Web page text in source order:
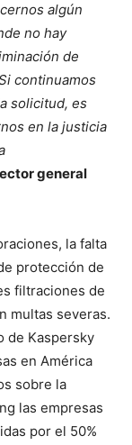
algún
no hay
de
continuamos
solicitud, es
en la justicia
general
la falta
protección de
filtraciones de
multas severas.
de Kaspersky
en América
sobre la
las empresas
por el 50%